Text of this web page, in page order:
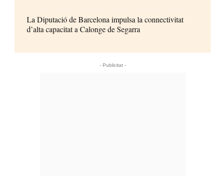
La Diputació de Barcelona impulsa la connectivitat
d’alta capacitat a Calonge de Segarra
- Publicitat -